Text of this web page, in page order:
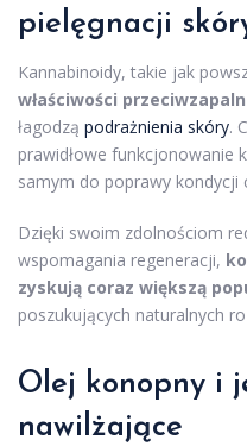
pielęgnacji
Kannabinoidy, takie jak
właściwości
łagodzą podrażnienia skóry.
prawidłowe funkcjonowanie
samym do poprawy kondycji
Dzięki swoim zdolnościom
wspomagania regeneracji,
zyskują coraz większą
poszukujących naturalnych
Olej konopny i
nawilżające